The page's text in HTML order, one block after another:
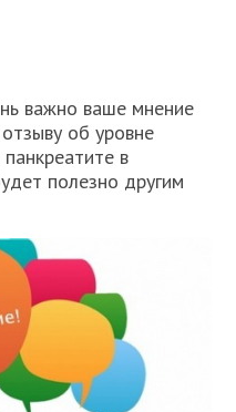
важно ваше мнение
об уровне
в
полезно другим